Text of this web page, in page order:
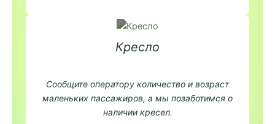
Кресло
Сообщите оператору количество и возраст
маленьких пассажиров, а мы позаботимся о
наличии кресел.